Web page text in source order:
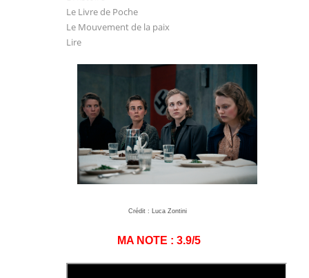
Le Livre de Poche
Le Mouvement de la paix
Lire
Crédit : Luca Zontini
MA NOTE : 3.9/5